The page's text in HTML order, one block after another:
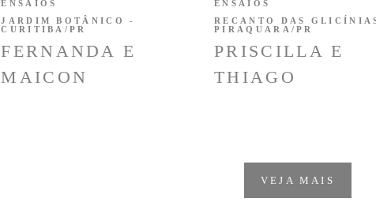
FERNANDA E
MAICON
ENSAIOS
JARDIM BOTÂNICO -
CURITIBA/PR
PRISCILLA E
THIAGO
ENSAIOS
RECANTO DAS
PIRAQUARA/PR
VEJA MAIS